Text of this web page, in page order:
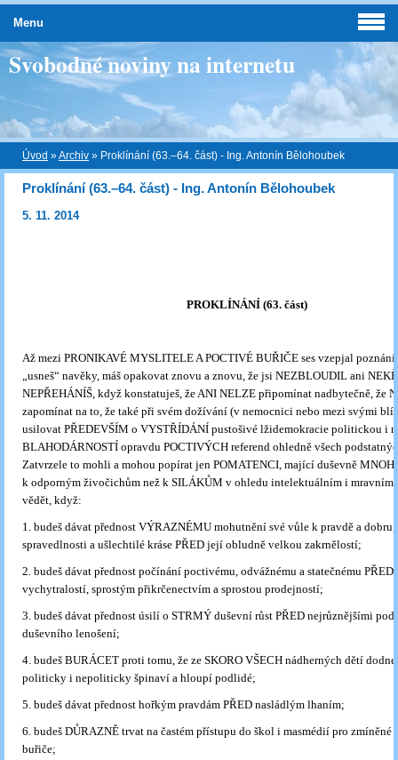
Svobodné noviny na internetu
Úvod »Archiv » Proklínání (63.–64. část) - Ing. Antonín Bělohoubek
Proklínání (63.–64. část) - Ing. Antonín Bělohoubek
5. 11. 2014
PROKLÍNÁNÍ (63. část)
Až mezi PRONIKAVÉ MYSLITELE A POCTIVÉ BUŘIČE ses vzepjal
„usneš“ navěky, máš opakovat znovu a znovu, že jsi NEZBLOUDIL ani
NEPŘEHÁNÍŠ, když konstatuješ, že ANI NELZE připomínat nadbytečně, že
zapomínat na to, že také při svém dožívání (v nemocnici nebo mezi svými
usilovat PŘEDEVŠÍM o VYSTŘÍDÁNÍ pustošivé lžidemokracie politickou i
BLAHODÁRNOSTÍ opravdu POCTIVÝCH referend ohledně všech
Zatvrzele to mohli a mohou popírat jen POMATENCI, mající duševně
k odporným živočichům než k SILÁKŮM v ohledu intelektuálním i
vědět, když:
1. budeš dávat přednost VÝRAZNÉMU mohutnění své vůle k pravdě a dobru,
spravedlnosti a ušlechtilé kráse PŘED její obludně velkou zakrnělostí;
2. budeš dávat přednost počínání poctivému, odvážnému a statečnému PŘED
vychytralostí, sprostým přikrčenectvím a sprostou prodejností;
3. budeš dávat přednost úsilí o STRMÝ duševní růst PŘED nejrůznějšími
duševního lenošení;
4. budeš BURÁCET proti tomu, že ze SKORO VŠECH nádherných dětí
politicky i nepoliticky špinaví a hloupí podlidé;
5. budeš dávat přednost hořkým pravdám PŘED nasládlým lhaním;
6. budeš DŮRAZNĚ trvat na častém přístupu do škol i masmédií pro zmíněné
buřiče;
Menu